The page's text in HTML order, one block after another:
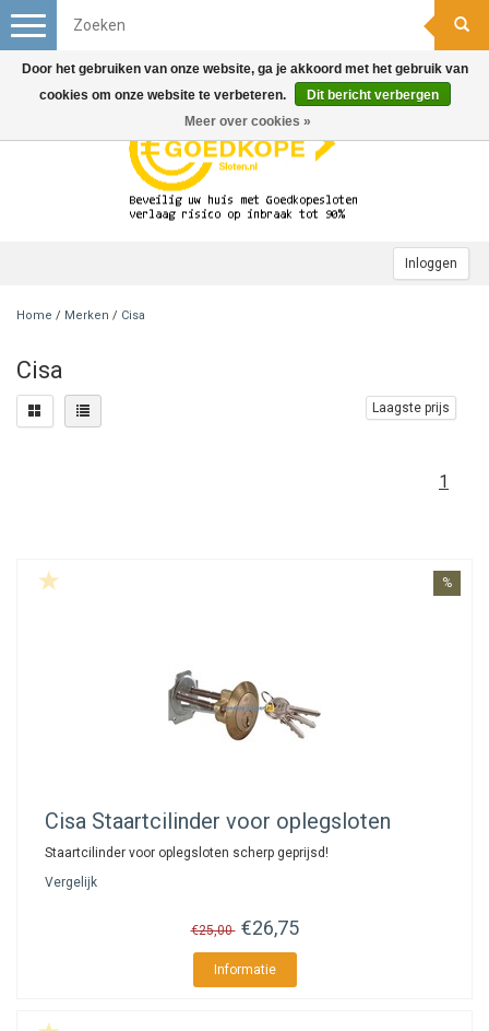
Inloggen
Toggle
navigation
Home / Merken / Cisa
Cisa
Laagste prijs
1
%
Cisa Staartcilinder voor oplegsloten
Staartcilinder voor oplegsloten scherp geprijsd!
Vergelijk
€25,00 €26,75
Informatie
Door het gebruiken van onze website, ga je akkoord met het gebruik van
cookies om onze website te verbeteren.
Dit bericht verbergen
Meer over cookies »